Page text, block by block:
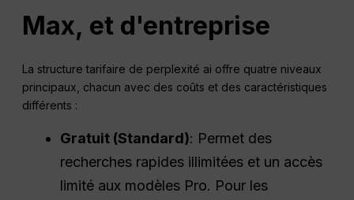
Max, et d'entreprise
La structure tarifaire de perplexité ai offre quatre niveaux
principaux, chacun avec des coûts et des caractéristiques
différents :
Gratuit (Standard): Permet des
recherches rapides illimitées et un accès
limité aux modèles Pro. Pour les